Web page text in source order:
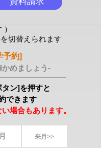
切替えられます
予約]
めましょう-
ン]を押すと
できます
場合もあります。
来月>>